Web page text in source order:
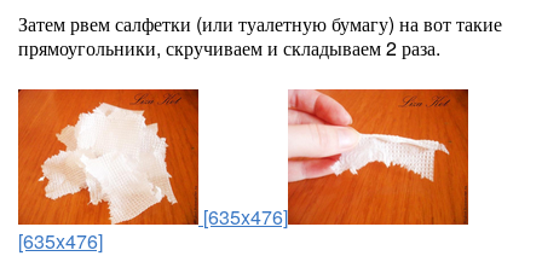
Затем рвем салфетки (или туалетную бумагу) на вот такие
прямоугольники, скручиваем и складываем 2 раза.
[635x476]
[635x476]